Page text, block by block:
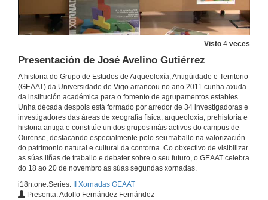
Visto 4 veces
Presentación de José Avelino Gutiérrez
A historia do Grupo de Estudos de Arqueoloxía, Antigüidade e Territorio
(GEAAT) da Universidade de Vigo arrancou no ano 2011 cunha axuda
da institución académica para o fomento de agrupamentos estables.
Unha década despois está formado por arredor de 34 investigadoras e
investigadores das áreas de xeografía física, arqueoloxía, prehistoria e
historia antiga e constitúe un dos grupos máis activos do campus de
Ourense, destacando especialmente polo seu traballo na valorización
do patrimonio natural e cultural da contorna. Co obxectivo de visibilizar
as súas liñas de traballo e debater sobre o seu futuro, o GEAAT celebra
do 18 ao 20 de novembro as súas segundas xornadas.
i18n.one.Series:
II Xornadas GEAAT
Presenta: Adolfo Fernández Fernández
15 de dec. de 2021
A produción selada de Lucus Augusti
15 de dec. de 2021
As marcas de alfarero en Terra Sigillata en Asturica Augusta
Conferencia
15 de dec. de 2021
Vidros antigos da Cibdá de Armea
Conferencia
15 de dec. de 2021